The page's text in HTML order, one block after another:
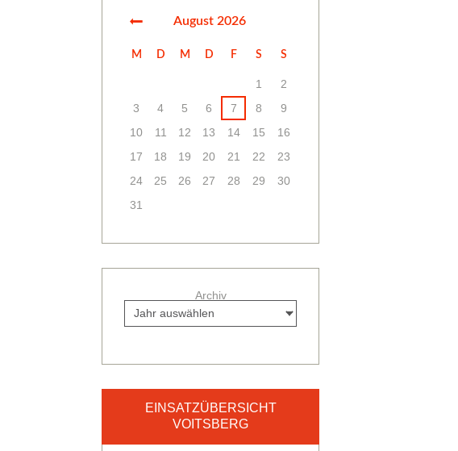
August 2026
M D M D F S S
1
2
3
4 5 6 7 8
9
10
11 12 13 14 15
16
17
18 19 20 21 22
23
24
25 26 27 28 29
30
31
Archiv
EINSATZÜBERSICHT
VOITSBERG